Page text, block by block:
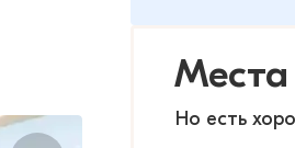
Места
Но есть